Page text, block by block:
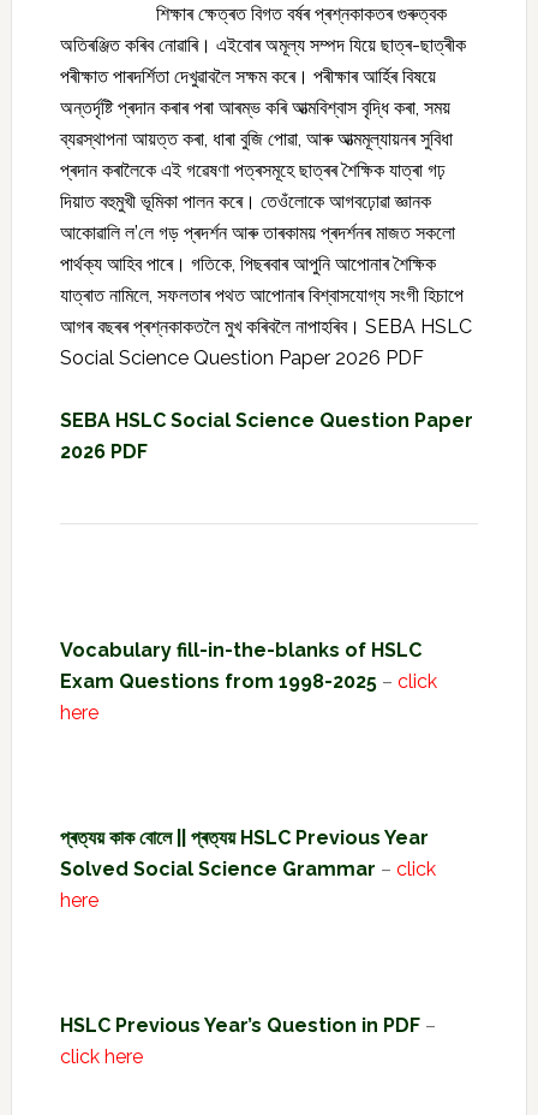
শিক্ষাৰ ক্ষেত্ৰত বিগত বৰ্ষৰ প্ৰশ্নকাকতৰ গুৰুত্বক
অতিৰঞ্জিত কৰিব নোৱাৰি। এইবোৰ অমূল্য সম্পদ যিয়ে ছাত্ৰ-ছাত্ৰীক
পৰীক্ষাত পাৰদৰ্শিতা দেখুৱাবলৈ সক্ষম কৰে। পৰীক্ষাৰ আৰ্হিৰ বিষয়ে
অন্তৰ্দৃষ্টি প্ৰদান কৰাৰ পৰা আৰম্ভ কৰি আত্মবিশ্বাস বৃদ্ধি কৰা, সময়
ব্যৱস্থাপনা আয়ত্ত কৰা, ধাৰা বুজি পোৱা, আৰু আত্মমূল্যায়নৰ সুবিধা
প্ৰদান কৰালৈকে এই গৱেষণা পত্ৰসমূহে ছাত্ৰৰ শৈক্ষিক যাত্ৰা গঢ়
দিয়াত বহুমুখী ভূমিকা পালন কৰে। তেওঁলোকে আগবঢ়োৱা জ্ঞানক
আকোৱালি ল’লে গড় প্ৰদৰ্শন আৰু তাৰকাময় প্ৰদৰ্শনৰ মাজত সকলো
পাৰ্থক্য আহিব পাৰে। গতিকে, পিছৰবাৰ আপুনি আপোনাৰ শৈক্ষিক
যাত্ৰাত নামিলে, সফলতাৰ পথত আপোনাৰ বিশ্বাসযোগ্য সংগী হিচাপে
আগৰ বছৰৰ প্ৰশ্নকাকতলৈ মুখ কৰিবলৈ নাপাহৰিব। SEBA HSLC
Social Science Question Paper 2026 PDF
SEBA HSLC Social Science Question Paper
2026 PDF
Vocabulary fill-in-the-blanks of HSLC
Exam Questions from 1998-2025– click
here
প্ৰত্যয় কাক বোলে || প্ৰত্যয় HSLC Previous Year
Solved Social Science Grammar – click
here
HSLC Previous Year’s Question in PDF–
click here